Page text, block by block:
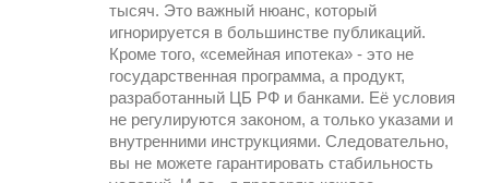
тысяч. Это важный нюанс, который
игнорируется в большинстве публикаций.
Кроме того, «семейная ипотека» - это не
государственная программа, а продукт,
разработанный ЦБ РФ и банками. Её условия
не регулируются законом, а только указами и
внутренними инструкциями. Следовательно,
вы не можете гарантировать стабильность